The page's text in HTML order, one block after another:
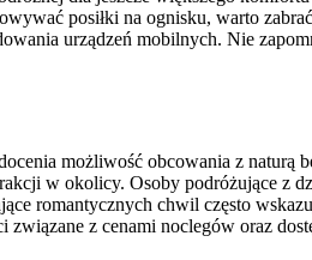
posiłki na ognisku, warto
urządzeń mobilnych. Nie
możliwość obcowania z naturą
w okolicy. Osoby podróżujące z
romantycznych chwil często
z cenami noclegów oraz